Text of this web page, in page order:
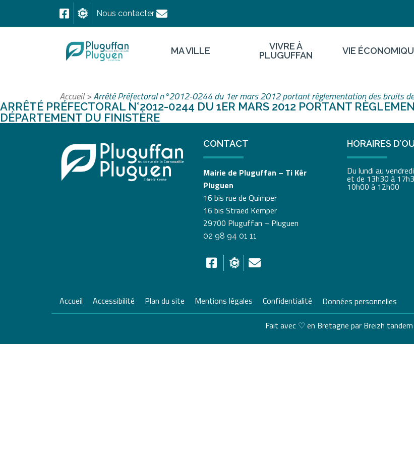
Nous contacter
MA VILLE
VIVRE À
PLUGUFFAN
VIE
Accueil>Arrêté Préfectoral n°2012-0244 du 1er mars 2012 portant règlementation des bruits
ARRÊTÉ PRÉFECTORAL N°2012-0244 DU 1ER MARS 2012 PORTANT
DÉPARTEMENT DU FINISTÈRE
CONTACT
Mairie de Pluguffan – Ti Kêr
Pluguen
16 bis rue de Quimper
16 bis Straed Kemper
29700 Pluguffan – Pluguen
02 98 94 01 11
HORAIRES
Du lundi au
et de 13h30 à
10h00 à 12h00
Accueil Accessibilité Plan du site Mentions légales Confidentialité Données personnelles
Fait avec ♡ en Bretagne par Breizh tandem